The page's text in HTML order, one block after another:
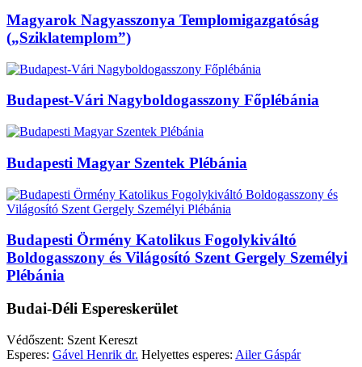
Magyarok Nagyasszonya Templomigazgatóság
(„Sziklatemplom”)
Budapest-Vári Nagyboldogasszony Főplébánia
Budapesti Magyar Szentek Plébánia
Budapesti Örmény Katolikus Fogolykiváltó
Boldogasszony és Világosító Szent Gergely Személyi
Plébánia
Budai-Déli Espereskerület
Védőszent: Szent Kereszt
Esperes: Gável Henrik dr. Helyettes esperes: Ailer Gáspár